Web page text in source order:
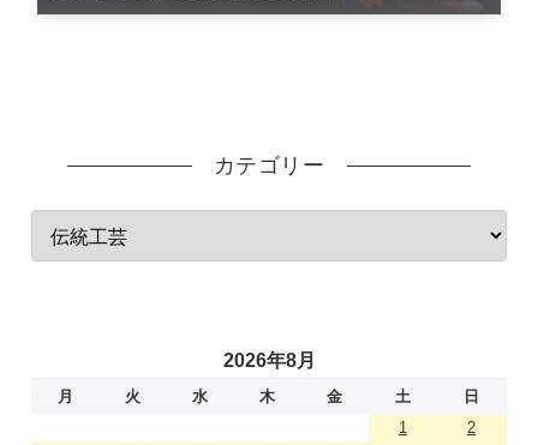
カテゴリー
2026年8月
月 火 水 木 金 土
日
1
2